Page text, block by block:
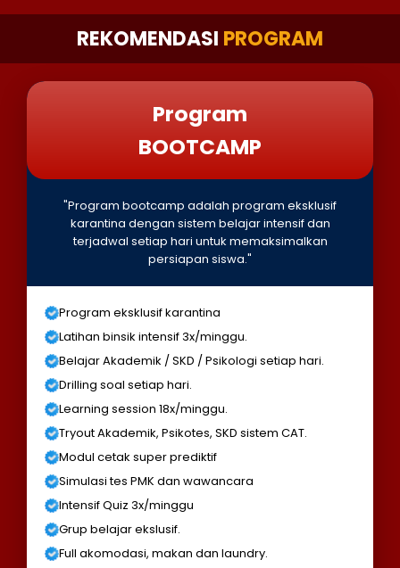
REKOMENDASI PROGRAM
Program
BOOTCAMP
"Program bootcamp adalah program eksklusif
karantina dengan sistem belajar intensif dan
terjadwal setiap hari untuk memaksimalkan
persiapan siswa."
Program eksklusif karantina
Latihan binsik intensif 3x/minggu.
Belajar Akademik / SKD / Psikologi setiap hari.
Drilling soal setiap hari.
Learning session 18x/minggu.
Tryout Akademik, Psikotes, SKD sistem CAT.
Modul cetak super prediktif
Simulasi tes PMK dan wawancara
Intensif Quiz 3x/minggu
Grup belajar ekslusif.
Full akomodasi, makan dan laundry.